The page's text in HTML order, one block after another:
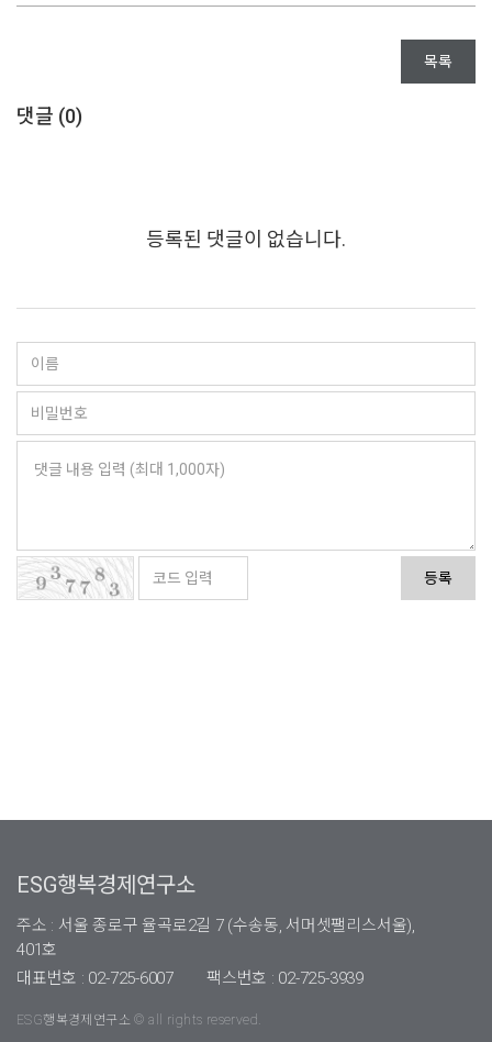
목록
댓글 (0)
등록된 댓글이 없습니다.
등록
ESG행복경제연구소
주소 : 서울 종로구 율곡로2길 7 (수송동, 서머셋팰리스서울),
401호
대표번호 : 02-725-6007
팩스번호 : 02-725-3939
ESG행복경제연구소 © all rights reserved.